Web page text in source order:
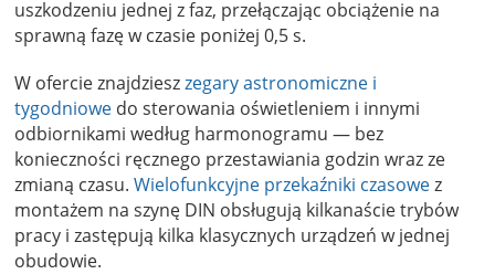
uszkodzeniu jednej z faz, przełączając obciążenie na
sprawną fazę w czasie poniżej 0,5 s.
W ofercie znajdzieszzegary astronomiczne i
tygodniowe do sterowania oświetleniem i innymi
odbiornikami według harmonogramu — bez
konieczności ręcznego przestawiania godzin wraz ze
zmianą czasu. Wielofunkcyjne przekaźniki czasowez
montażem na szynę DIN obsługują kilkanaście trybów
pracy i zastępują kilka klasycznych urządzeń w jednej
obudowie.